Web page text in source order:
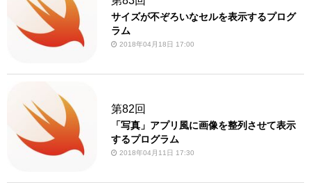
サイズが不ぞろいなセルを表示するプログ
ラム
2018年04月18日 17:00
第82回
「写真」アプリ風に画像を整列させて表示
するプログラム
2018年04月11日 17:30